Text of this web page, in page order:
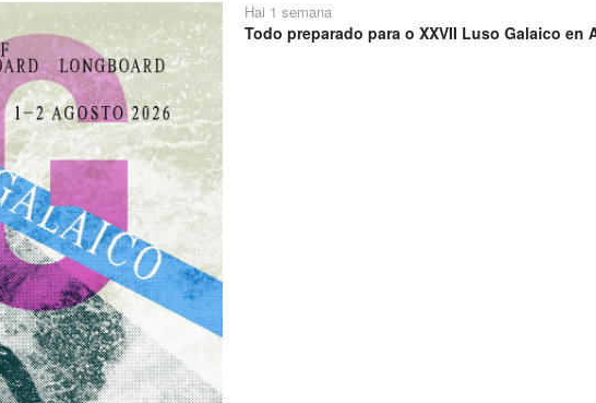
Hai 1 semana
Todo preparado para o XXVII Luso Galaico en